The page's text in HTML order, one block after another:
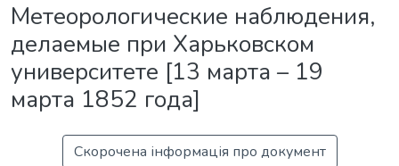
Метеорологические наблюдения,
делаемые при Харьковском
университете [13 марта – 19
марта 1852 года]
Скорочена інформація про документ